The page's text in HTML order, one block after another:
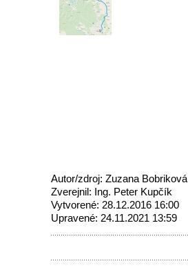
Autor/zdroj: Zuzana Bobriková
Zverejnil: Ing. Peter Kupčík
Vytvorené: 28.12.2016 16:00
Upravené: 24.11.2021 13:59